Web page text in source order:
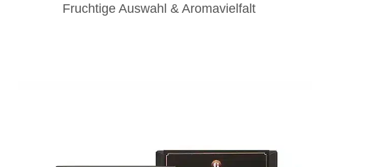
Fruchtige Auswahl & Aromavielfalt